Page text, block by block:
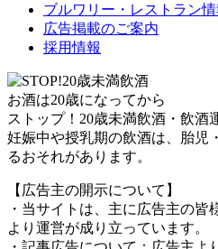
ブルワリー・レストラン
広告掲載のご案内
採用情報
お酒は20歳になってから
ストップ！20歳未満飲酒・飲酒
妊娠中や授乳期の飲酒は、胎児
るおそれがあります。
【広告主の開示について】
・当サイトは、主に広告主の皆
より運営が成り立っています。